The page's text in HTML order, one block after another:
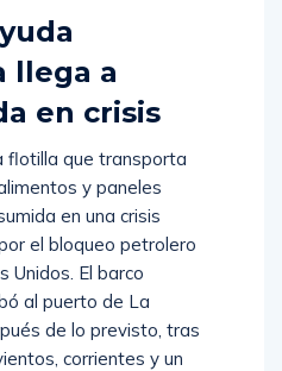
llega a
en crisis
flotilla que transporta
y paneles
en una crisis
el bloqueo petrolero
Unidos. El barco
al puerto de La
de lo previsto, tras
corrientes y un